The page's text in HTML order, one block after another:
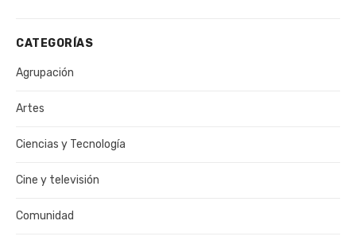
CATEGORÍAS
Agrupación
Artes
Ciencias y Tecnología
Cine y televisión
Comunidad